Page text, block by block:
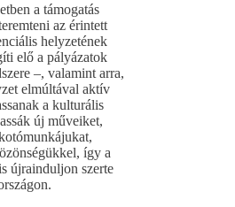
a támogatás
az érintett
helyzetének
elő a pályázatok
–, valamint arra,
elmúltával aktív
a kulturális
új műveiket,
így a
újrainduljon szerte